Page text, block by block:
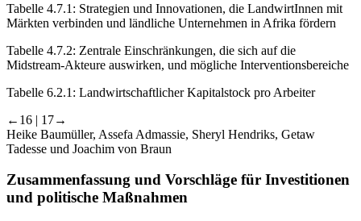
Tabelle 4.7.1: Strategien und Innovationen, die LandwirtInnen mit
Märkten verbinden und ländliche Unternehmen in Afrika fördern
Tabelle 4.7.2: Zentrale Einschränkungen, die sich auf die
Midstream-Akteure auswirken, und mögliche Interventionsbereiche
Tabelle 6.2.1: Landwirtschaftlicher Kapitalstock pro Arbeiter
←16 | 17→
Heike Baumüller, Assefa Admassie, Sheryl Hendriks, Getaw
Tadesse und Joachim von Braun
Zusammenfassung und Vorschläge für Investitionen
und politische Maßnahmen